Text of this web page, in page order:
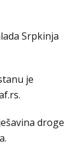
Srpkinja
je
droge